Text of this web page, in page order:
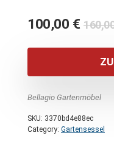
100,00 €
Bellagio Gartenmöbel
SKU: 3370bd4e88ec
Category: Gartensessel